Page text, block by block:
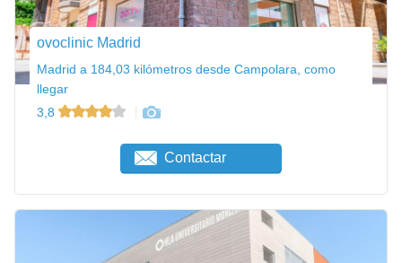
ovoclinic Madrid
Madrid a 184,03 kilómetros desde Campolara, como
llegar
3,8
Contactar